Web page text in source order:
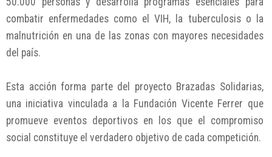
combatir enfermedades como el VIH, la tuberculosis o la
malnutrición en una de las zonas con mayores necesidades
del país.
Esta acción forma parte del proyecto Brazadas Solidarias,
una iniciativa vinculada a la Fundación Vicente Ferrer que
promueve eventos deportivos en los que el compromiso
social constituye el verdadero objetivo de cada competición.